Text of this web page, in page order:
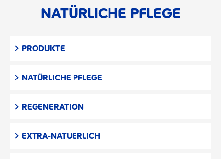
NATÜRLICHE PFLEGE
PRODUKTE
NATÜRLICHE PFLEGE
REGENERATION
EXTRA-NATUERLICH